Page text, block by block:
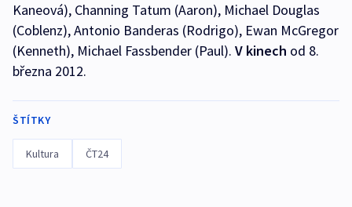
Kaneová), Channing Tatum (Aaron), Michael Douglas
(Coblenz), Antonio Banderas (Rodrigo), Ewan McGregor
(Kenneth), Michael Fassbender (Paul). V kinech od 8.
března 2012.
ŠTÍTKY
Kultura ČT24